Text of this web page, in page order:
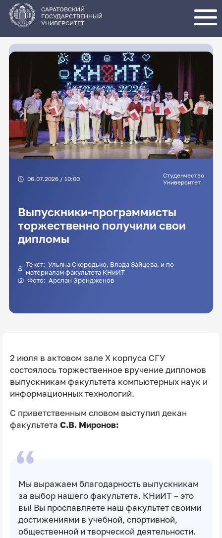
основному
содержанию
САРАТОВСКИЙ
ГОСУДАРСТВЕННЫЙ
УНИВЕРСИТЕТ
06.07.2026 / 10:00
Студенчество
Университет
Выпускники-программисты
торжественно получили свои
дипломы
Текст: Ульяна Скородько, Влада Зайцева, и по
материалам факультета КНиИТ
Фото: Арслан Эрендженов
2 июля в актовом зале X корпуса СГУ
состоялось торжественное вручение дипломов
выпускникам факультета компьютерных наук и
информационных технологий.
С приветственным словом выступил декан
факультета С.В. Миронов:
Мы выражаем благодарность выпускникам
за выбор нашего факультета. КНиИТ – это
вы! Вы прославляете наш факультет своими
достижениями в учебной, спортивной,
общественной и творческой деятельности.